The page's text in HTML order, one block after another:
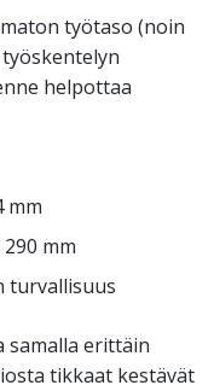
työtaso (noin
työskentelyn
helpottaa
mm
mm
turvallisuus
samalla erittäin
tikkaat kestävät